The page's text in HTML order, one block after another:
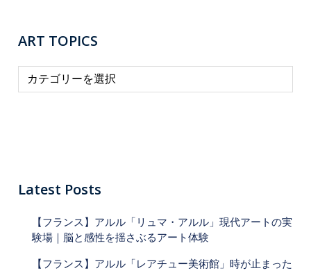
ART TOPICS
R
ILatest Posts
【フランス】アルル「リュマ・アルル」現代アートの実
験場｜脳と感性を揺さぶるアート体験
【フランス】アルル「レアチュー美術館」時が止まった